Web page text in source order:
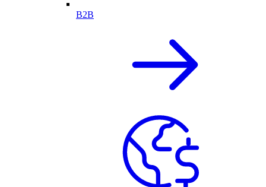
B2B